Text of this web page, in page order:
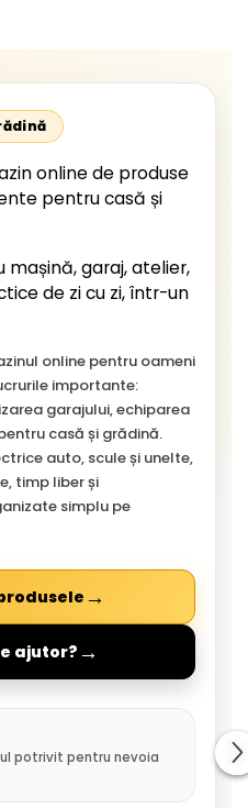
online de produse
pentru casă și
mașină, garaj, atelier,
de zi cu zi, într-un
online pentru oameni
importante:
garajului, echiparea
casă și grădină.
auto, scule și unelte,
timp liber și
simplu pe
→
ajutor? →
potrivit pentru nevoia